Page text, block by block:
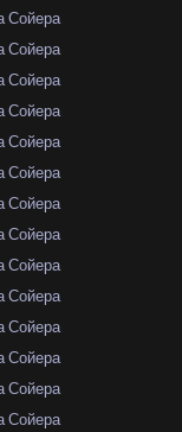
Сойера
Сойера
Сойера
Сойера
Сойера
Сойера
Сойера
Сойера
Сойера
Сойера
Сойера
Сойера
Сойера
Сойера